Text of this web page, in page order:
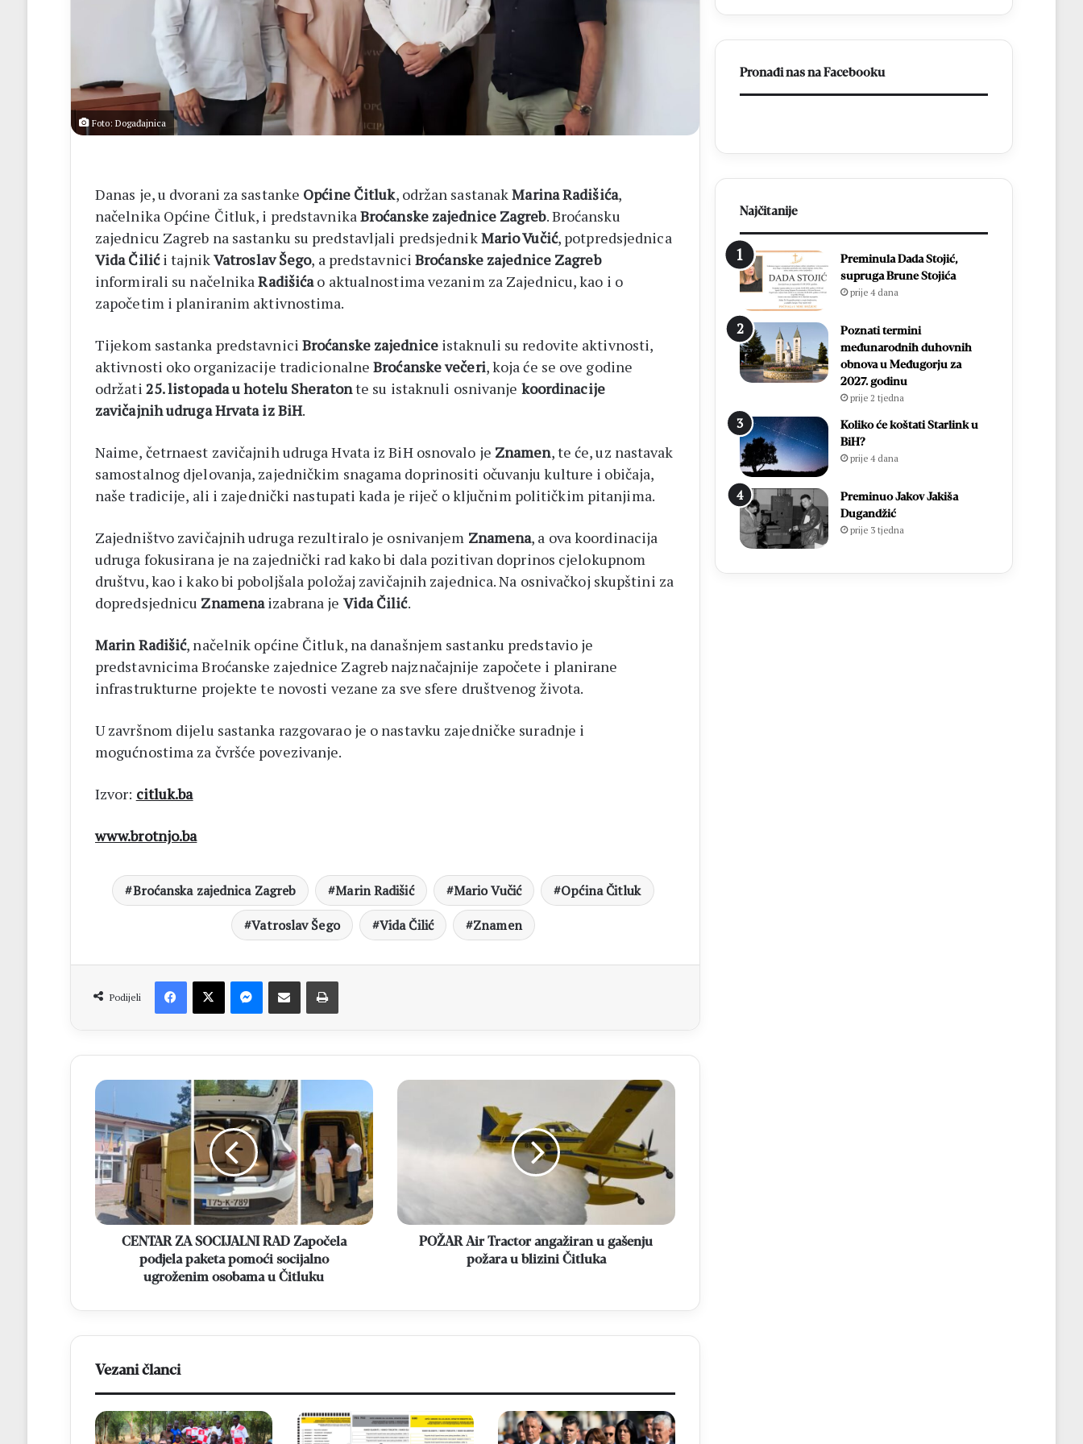
Foto: Događajnica
Danas je, u dvorani za sastanke Općine Čitluk, održan sastanakMarina Radišića,
načelnika Općine Čitluk, i predstavnika Broćanske zajednice Zagreb. Broćansku
zajednicu Zagreb na sastanku su predstavljali predsjednikMario Vučić, potpredsjednica
Vida Čilići tajnikVatroslav Šego, a predstavniciBroćanske zajednice Zagreb
informirali su načelnikaRadišićao aktualnostima vezanim za Zajednicu, kao i o
započetim i planiranim aktivnostima.
Tijekom sastanka predstavnici Broćanske zajedniceistaknuli su redovite aktivnosti,
aktivnosti oko organizacije tradicionalneBroćanske večeri, koja će se ove godine
održati 25. listopada u hotelu Sheratonte su istaknuli osnivanje koordinacije
zavičajnih udruga Hrvata iz BiH.
Naime, četrnaest zavičajnih udruga Hvata iz BiH osnovalo je Znamen, te će, uz nastavak
samostalnog djelovanja, zajedničkim snagama doprinositi očuvanju kulture i običaja,
naše tradicije, ali i zajednički nastupati kada je riječ o ključnim političkim pitanjima.
Zajedništvo zavičajnih udruga rezultiralo je osnivanjem Znamena, a ova koordinacija
udruga fokusirana je na zajednički rad kako bi dala pozitivan doprinos cjelokupnom
društvu, kao i kako bi poboljšala položaj zavičajnih zajednica. Na osnivačkoj skupštini za
dopredsjednicu Znamenaizabrana je Vida Čilić.
Marin Radišić, načelnik općine Čitluk, na današnjem sastanku predstavio je
predstavnicima Broćanske zajednice Zagreb najznačajnije započete i planirane
infrastrukturne projekte te novosti vezane za sve sfere društvenog života.
U završnom dijelu sastanka razgovarao je o nastavku zajedničke suradnje i
mogućnostima za čvršće povezivanje.
Izvor: citluk.ba
www.brotnjo.ba
Broćanska zajednica Zagreb Marin Radišić Mario Vučić
Općina Čitluk
Vatroslav Šego
Vida Čilić Znamen
Podijeli
Facebook
X MessengerDijeli putem Emaila Printaj
CENTAR
SOCIJALNI
RAD
Započela
podjela
paketa
pomoći
socijalno
ugroženimCENTAR ZA SOCIJALNI RAD Započela
podjela paketa pomoći socijalno
ugroženim osobama u Čitluku
POŽAR
u
blizini
ČitlukaPOŽAR Air Tractor angažiran u gašenju
požara u blizini Čitluka
Vezani članci
listići
elektroničko
brojanje
otvorila
prema
miru
Pronađi nas na Facebooku
Najčitanije
Preminula Dada Stojić,
supruga Brune Stojića
prije 4 dana
Poznati termini
međunarodnih duhovnih
obnova u Međugorju za
2027. godinu
prije 2 tjedna
Koliko će koštati Starlink u
BiH?
prije 4 dana
Preminuo Jakov Jakiša
Dugandžić
prije 3 tjedna